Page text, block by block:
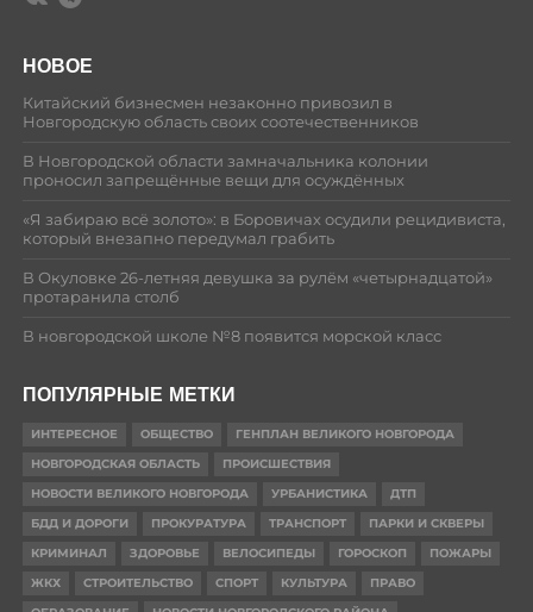
НОВОЕ
Китайский бизнесмен незаконно привозил в
Новгородскую область своих соотечественников
В Новгородской области замначальника колонии
проносил запрещённые вещи для осуждённых
«Я забираю всё золото»: в Боровичах осудили рецидивиста,
который внезапно передумал грабить
В Окуловке 26-летняя девушка за рулём «четырнадцатой»
протаранила столб
В новгородской школе №8 появится морской класс
ПОПУЛЯРНЫЕ МЕТКИ
ИНТЕРЕСНОЕ ОБЩЕСТВО
ГЕНПЛАН ВЕЛИКОГО НОВГОРОДА
НОВГОРОДСКАЯ ОБЛАСТЬ
ПРОИСШЕСТВИЯ
НОВОСТИ ВЕЛИКОГО НОВГОРОДА
УРБАНИСТИКА
ДТП
БДД И ДОРОГИ
ПРОКУРАТУРА ТРАНСПОРТ
ПАРКИ И СКВЕРЫ
КРИМИНАЛ
ЗДОРОВЬЕ ВЕЛОСИПЕДЫ ГОРОСКОП
ПОЖАРЫ
ЖКХ
СТРОИТЕЛЬСТВО СПОРТ КУЛЬТУРА
ПРАВО